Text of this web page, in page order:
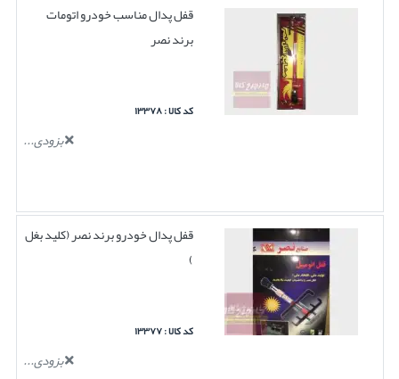
قفل پدال مناسب خودرو اتومات
برند نصر
کد کالا : ۱۳۳۷۸
بزودی...
قفل پدال خودرو برند نصر (کلید بغل
)
کد کالا : ۱۳۳۷۷
بزودی...